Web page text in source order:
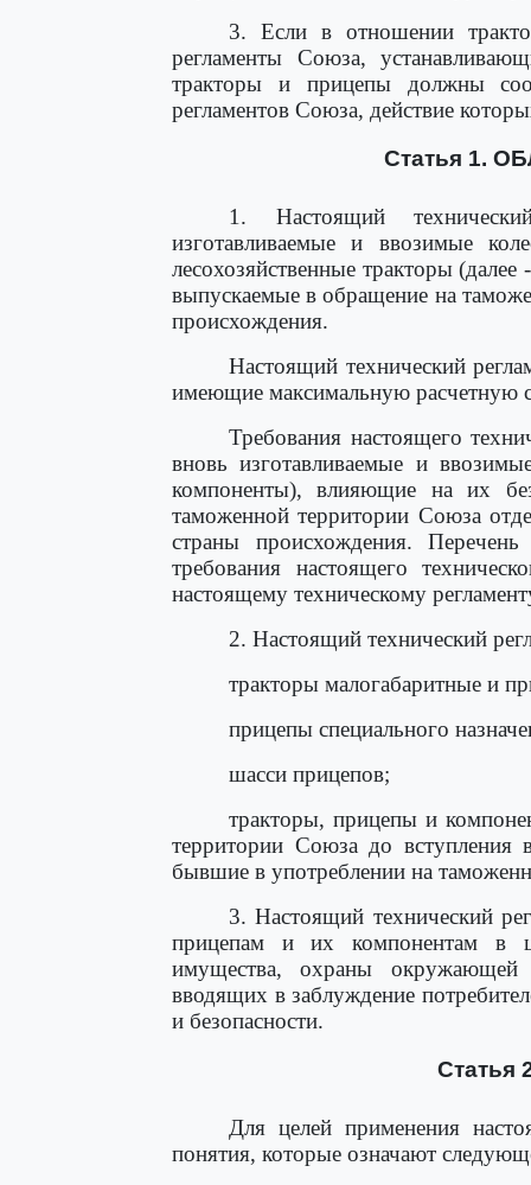
3. Если в отношении
регламенты Союза,
тракторы и прицепы должны
регламентов Союза, действие
Статья 1.
1. Настоящий
изготавливаемые и ввозимые
лесохозяйственные тракторы
выпускаемые в обращение на
происхождения.
Настоящий технический
имеющие максимальную расчетную
Требования настоящего
вновь изготавливаемые и
компоненты), влияющие на их
таможенной территории Союза
страны происхождения.
требования настоящего
настоящему техническому
2. Настоящий технический
тракторы малогабаритные и
прицепы специального
шасси прицепов;
тракторы, прицепы и
территории Союза до вступления
бывшие в употреблении на
3. Настоящий технический
прицепам и их компонентам в
имущества, охраны окружающей
вводящих в заблуждение
и безопасности.
Для целей применения
понятия, которые означают